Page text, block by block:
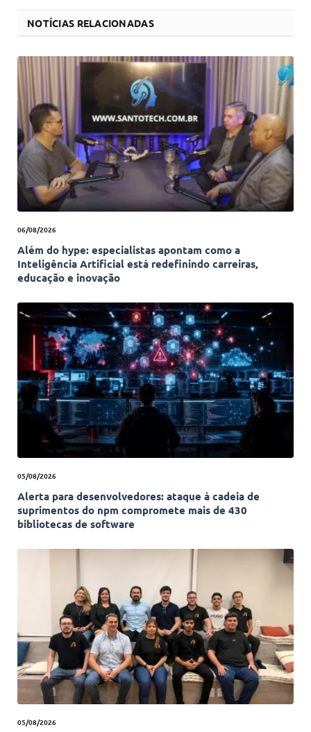
NOTÍCIAS RELACIONADAS
06/08/2026
Além do hype: especialistas apontam como a
Inteligência Artificial está redefinindo carreiras,
educação e inovação
05/08/2026
Alerta para desenvolvedores: ataque à cadeia de
suprimentos do npm compromete mais de 430
bibliotecas de software
05/08/2026